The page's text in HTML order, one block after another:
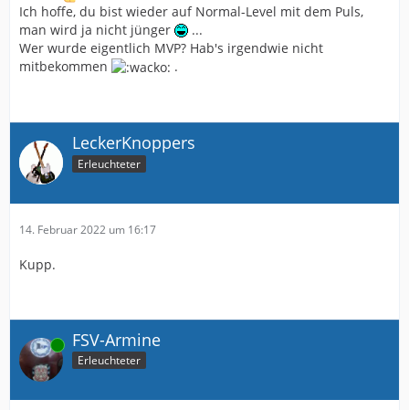
Ich hoffe, du bist wieder auf Normal-Level mit dem Puls,
man wird ja nicht jünger
...
Wer wurde eigentlich MVP? Hab's irgendwie nicht
mitbekommen
.
LeckerKnoppers
Erleuchteter
14. Februar 2022 um 16:17
Kupp.
Online FSV-Armine
Erleuchteter